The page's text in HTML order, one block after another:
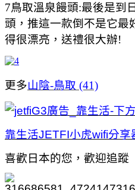
7鳥取溫泉饅頭:最後是到
頭，推這一款倒不是它最
得很漂亮，送禮很大辦!
更多山陰-鳥取 (41)
靠生活JETFI小虎wifi分享
喜歡日本的您，歡迎追蹤